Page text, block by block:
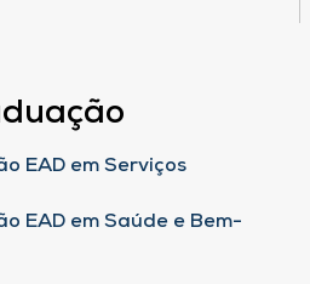
EAD em Serviços
EAD em Saúde e Bem-